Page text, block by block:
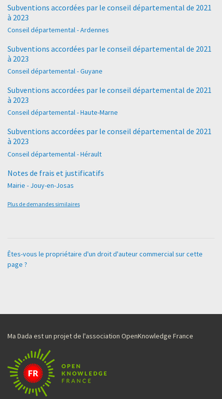
Subventions accordées par le conseil départemental de 2021
à 2023
Conseil départemental - Ardennes
Subventions accordées par le conseil départemental de 2021
à 2023
Conseil départemental - Guyane
Subventions accordées par le conseil départemental de 2021
à 2023
Conseil départemental - Haute-Marne
Subventions accordées par le conseil départemental de 2021
à 2023
Conseil départemental - Hérault
Notes de frais et justificatifs
Mairie - Jouy-en-Josas
Plus de demandes similaires
Êtes-vous le propriétaire d'un droit d'auteur commercial sur cette
page ?
Ma Dada est un projet de l'association OpenKnowledge France